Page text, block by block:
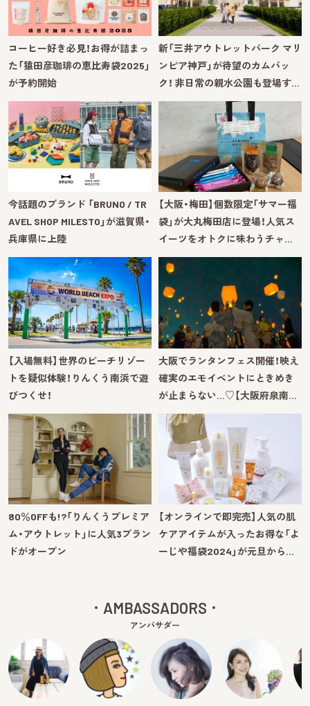
コーヒー好き必見！お得が詰まっ
た「猿田彦珈琲の恵比寿袋2025」
が予約開始
新「三井アウトレットパーク マリ
ンピア神戸」が待望のカムバッ
ク！ 非日常の親水公園も登場す…
今話題のブランド 「BRUNO / TR
AVEL SHOP MILESTO」が滋賀県・
兵庫県に上陸
【大阪・梅田】個数限定「サマー福
袋」が大丸梅田店に登場！人気ス
イーツをオトクに味わうチャ…
【入場無料】世界のビーチリゾー
トを疑似体験！りんくう南浜で遊
びつくせ！
大阪でランタンフェス開催！映え
確実のエモイベントにときめき
が止まらない…♡【大阪府泉南…
80％OFFも!?「りんくうプレミア
ム・アウトレット」に人気3ブラン
ドがオープン
【オンラインで即完売】人気の肌
ケアアイテムが入ったお得な「よ
ーじや福袋2024」が元旦から…
AMBASSADORS
アンバサダー